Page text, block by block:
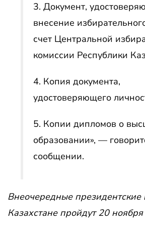
3. Документ,
внесение
счет Центральной
комиссии Республики
4. Копия документа,
удостоверяющего
5. Копии дипломов о
образовании», —
сообщении.
Внеочередные
Казахстане пройдут 20